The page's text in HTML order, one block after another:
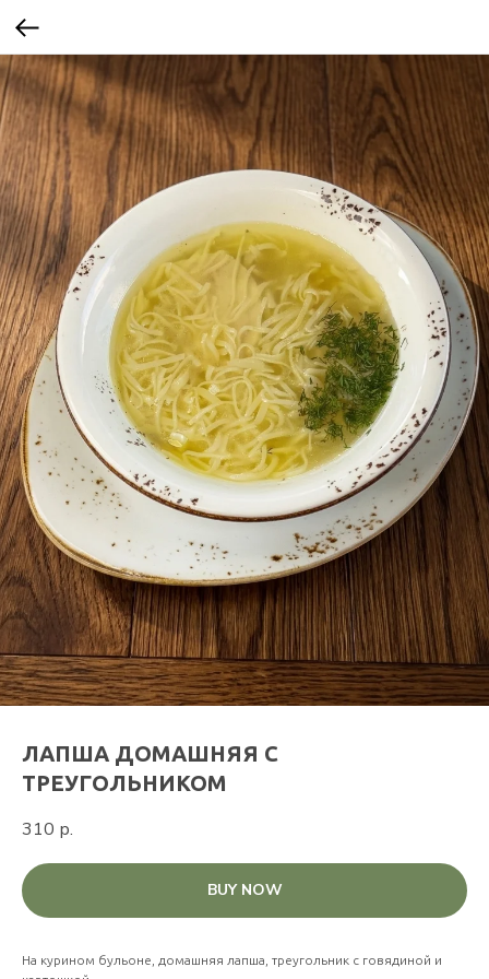
ЛАПША ДОМАШНЯЯ С
ТРЕУГОЛЬНИКОМ
310 р.
BUY NOW
На курином бульоне, домашняя лапша, треугольник с говядиной и